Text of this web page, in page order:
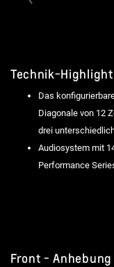
Technik-
Das
Diagonale von 12
drei
Audiosystem mit
Performance
Front - Anhebung